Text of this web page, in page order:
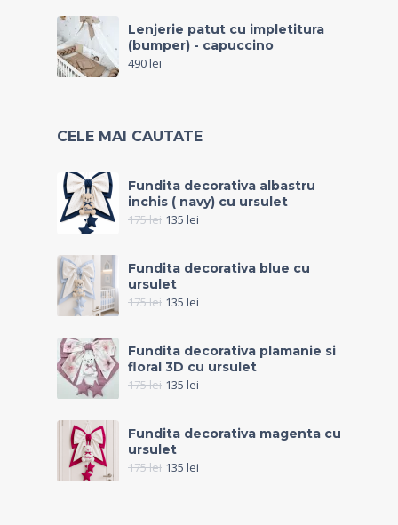
Lenjerie patut cu impletitura
(bumper) - capuccino
490lei
CELE MAI CAUTATE
Fundita decorativa albastru
inchis ( navy) cu ursulet
175lei 135 lei
Fundita decorativa blue cu
ursulet
175lei 135 lei
Fundita decorativa plamanie si
floral 3D cu ursulet
175lei 135 lei
Fundita decorativa magenta cu
ursulet
175lei 135 lei